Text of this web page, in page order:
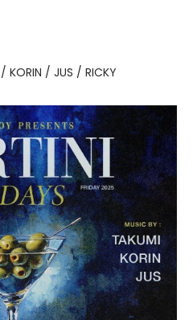
/ JUS / RICKY